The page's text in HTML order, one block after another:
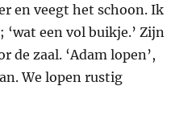
en veegt het schoon. Ik
een vol buikje.’ Zijn
de zaal. ‘Adam lopen’,
We lopen rustig